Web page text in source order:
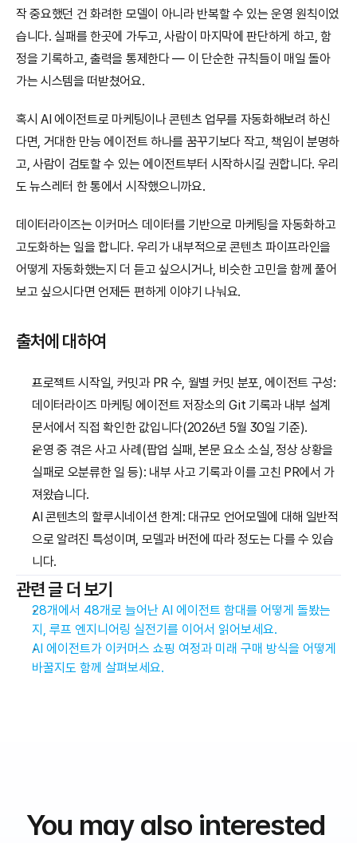
작 중요했던 건 화려한 모델이 아니라 반복할 수 있는 운영 원칙이었
습니다. 실패를 한곳에 가두고, 사람이 마지막에 판단하게 하고, 함
정을 기록하고, 출력을 통제한다 — 이 단순한 규칙들이 매일 돌아
가는 시스템을 떠받쳤어요.
혹시 AI 에이전트로 마케팅이나 콘텐츠 업무를 자동화해보려 하신
다면, 거대한 만능 에이전트 하나를 꿈꾸기보다 작고, 책임이 분명하
고, 사람이 검토할 수 있는 에이전트부터 시작하시길 권합니다. 우리
도 뉴스레터 한 통에서 시작했으니까요.
데이터라이즈는 이커머스 데이터를 기반으로 마케팅을 자동화하고
고도화하는 일을 합니다. 우리가 내부적으로 콘텐츠 파이프라인을
어떻게 자동화했는지 더 듣고 싶으시거나, 비슷한 고민을 함께 풀어
보고 싶으시다면 언제든 편하게 이야기 나눠요.
출처에 대하여
프로젝트 시작일, 커밋과 PR 수, 월별 커밋 분포, 에이전트 구성:
데이터라이즈 마케팅 에이전트 저장소의 Git 기록과 내부 설계
문서에서 직접 확인한 값입니다(2026년 5월 30일 기준).
운영 중 겪은 사고 사례(팝업 실패, 본문 요소 소실, 정상 상황을
실패로 오분류한 일 등): 내부 사고 기록과 이를 고친 PR에서 가
져왔습니다.
AI 콘텐츠의 할루시네이션 한계: 대규모 언어모델에 대해 일반적
으로 알려진 특성이며, 모델과 버전에 따라 정도는 다를 수 있습
니다.
관련 글 더 보기
28개에서 48개로 늘어난 AI 에이전트 함대를 어떻게 돌봤는
지, 루프 엔지니어링 실전기를 이어서 읽어보세요.
AI 에이전트가 이커머스 쇼핑 여정과 미래 구매 방식을 어떻게
바꿀지도 함께 살펴보세요.
You may also interested